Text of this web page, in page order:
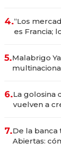
4.“Los
es Francia;
5.Malabrigo
6.La golosina
vuelven a
consumidor
7.De la banca
Abiertas: